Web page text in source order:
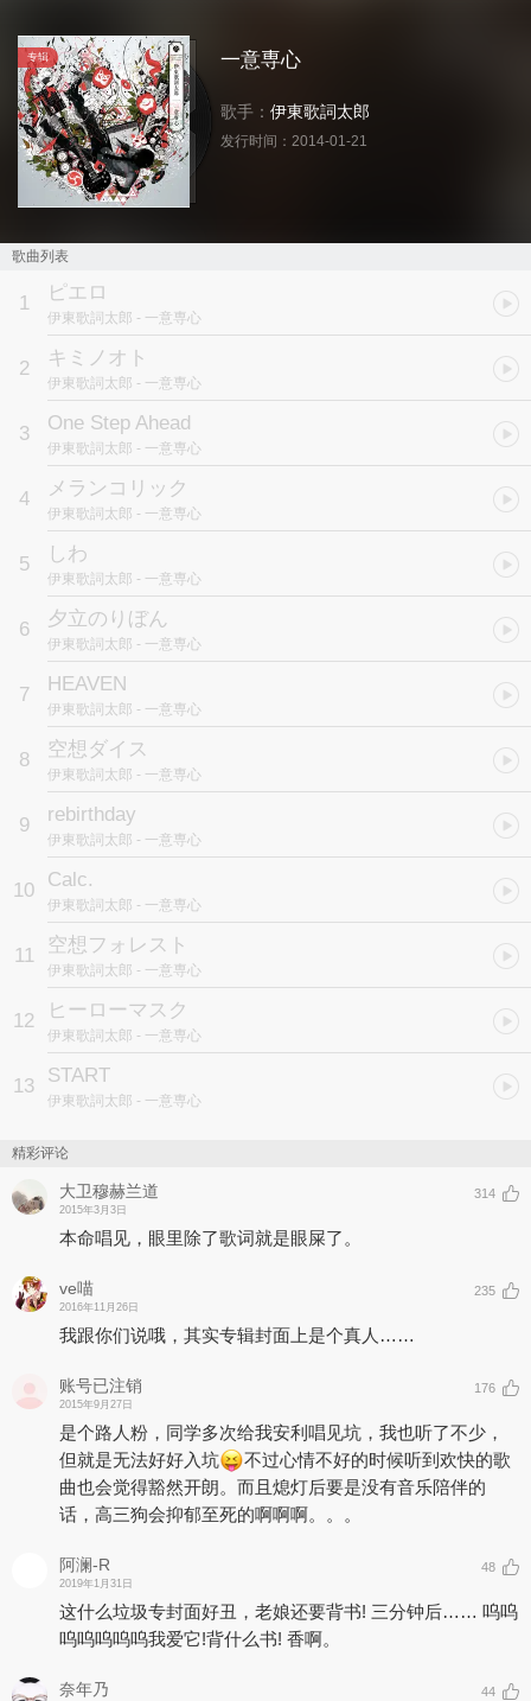
专辑 一意専心
歌手： 伊東歌詞太郎
发行时间： 2014-01-21
歌曲列表
1 ピエロ
伊東歌詞太郎 - 一意専心
2 キミノオト
伊東歌詞太郎 - 一意専心
3 One Step Ahead
伊東歌詞太郎 - 一意専心
4 メランコリック
伊東歌詞太郎 - 一意専心
5 しわ
伊東歌詞太郎 - 一意専心
6 夕立のりぼん
伊東歌詞太郎 - 一意専心
7 HEAVEN
伊東歌詞太郎 - 一意専心
8 空想ダイス
伊東歌詞太郎 - 一意専心
9 rebirthday
伊東歌詞太郎 - 一意専心
10 Calc.
伊東歌詞太郎 - 一意専心
11 空想フォレスト
伊東歌詞太郎 - 一意専心
12 ヒーローマスク
伊東歌詞太郎 - 一意専心
13 START
伊東歌詞太郎 - 一意専心
精彩评论
大卫穆赫兰道
2015年3月3日
314
本命唱见，眼里除了歌词就是眼屎了。
ve喵
2016年11月26日
235
我跟你们说哦，其实专辑封面上是个真人……
账号已注销
2015年9月27日
176
是个路人粉，同学多次给我安利唱见坑，我也听了不少，
但就是无法好好入坑
不过心情不好的时候听到欢快的歌
曲也会觉得豁然开朗。而且熄灯后要是没有音乐陪伴的
话，高三狗会抑郁至死的啊啊啊。。。
阿澜-R
2019年1月31日
48
这什么垃圾专封面好丑，老娘还要背书! 三分钟后…… 呜呜
呜呜呜呜呜我爱它!背什么书! 香啊。
奈年乃 44